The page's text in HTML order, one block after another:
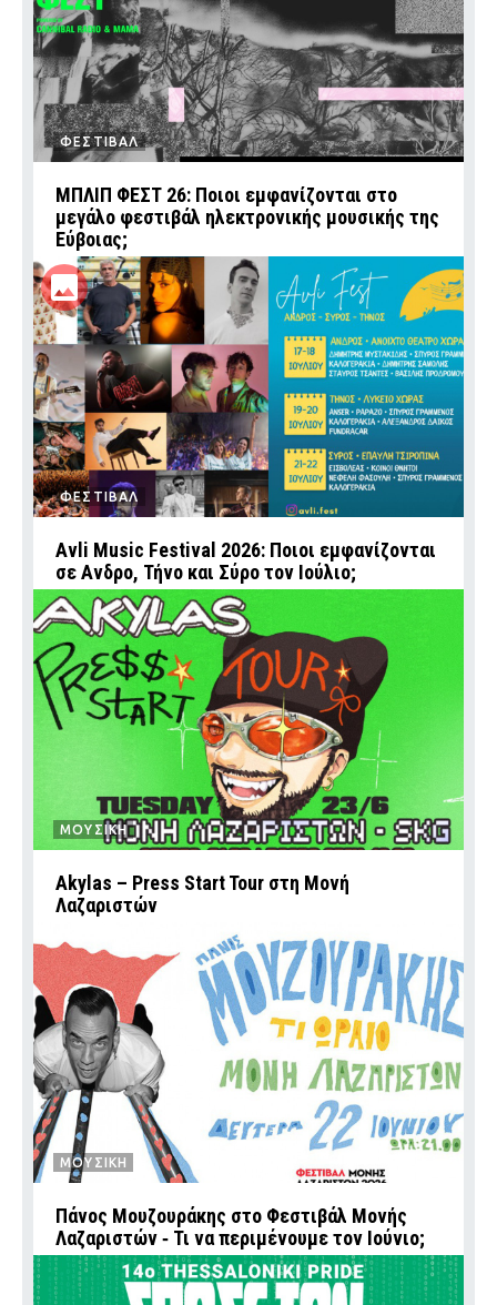
ΦΕΣΤΙΒΑΛ
ΜΠΛΙΠ ΦΕΣΤ 26: Ποιοι εμφανίζονται στο
μεγάλο φεστιβάλ ηλεκτρονικής μουσικής της
Εύβοιας;
ΦΕΣΤΙΒΑΛ
Avli Music Festival 2026: Ποιοι εμφανίζονται
σε Ανδρο, Τήνο και Σύρο τον Ιούλιο;
ΜΟΥΣΙΚΗ
Akylas – Press Start Tour στη Μονή
Λαζαριστών
ΜΟΥΣΙΚΗ
Πάνος Μουζουράκης στο Φεστιβάλ Μονής
Λαζαριστών ‑ Τι να περιμένουμε τον Ιούνιο;